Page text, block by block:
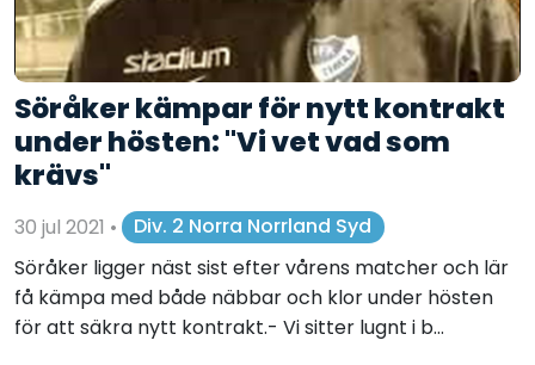
Söråker kämpar för nytt kontrakt
under hösten: "Vi vet vad som
krävs"
30 jul 2021 •
Div. 2 Norra Norrland Syd
Söråker ligger näst sist efter vårens matcher och lär
få kämpa med både näbbar och klor under hösten
för att säkra nytt kontrakt.- Vi sitter lugnt i b...